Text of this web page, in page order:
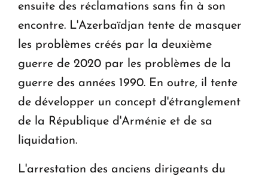
ensuite des réclamations sans fin à son
encontre. L'Azerbaïdjan tente de masquer
les problèmes créés par la deuxième
guerre de 2020 par les problèmes de la
guerre des années 1990. En outre, il tente
de développer un concept d'étranglement
de la République d'Arménie et de sa
liquidation.
L'arrestation des anciens dirigeants du